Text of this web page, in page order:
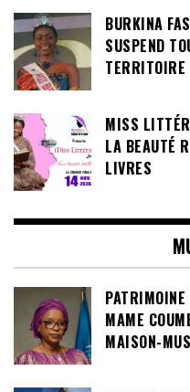
BURKINA
SUSPEND
TERRITOIRE
MISS
LA BEAUTÉ
LIVRES
MAME
MAISON-